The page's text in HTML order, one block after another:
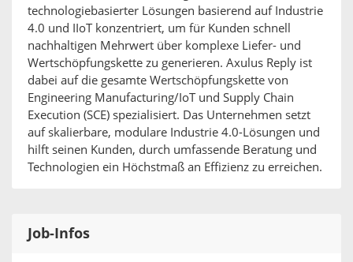
technologiebasierter Lösungen basierend auf Industrie
4.0 und IIoT konzentriert, um für Kunden schnell
nachhaltigen Mehrwert über komplexe Liefer- und
Wertschöpfungskette zu generieren. Axulus Reply ist
dabei auf die gesamte Wertschöpfungskette von
Engineering Manufacturing/IoT und Supply Chain
Execution (SCE) spezialisiert. Das Unternehmen setzt
auf skalierbare, modulare Industrie 4.0-Lösungen und
hilft seinen Kunden, durch umfassende Beratung und
Technologien ein Höchstmaß an Effizienz zu erreichen.
Job-Infos